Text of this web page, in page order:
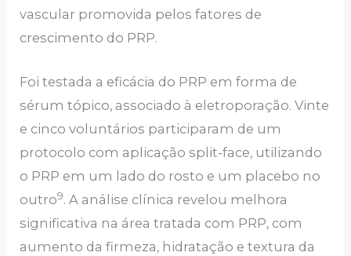
vascular promovida pelos fatores de
crescimento do PRP.
Foi testada a eficácia do PRP em forma de
sérum tópico, associado à eletroporação. Vinte
e cinco voluntários participaram de um
protocolo com aplicação split-face, utilizando
o PRP em um lado do rosto e um placebo no
outro9. A análise clínica revelou melhora
significativa na área tratada com PRP, com
aumento da firmeza, hidratação e textura da